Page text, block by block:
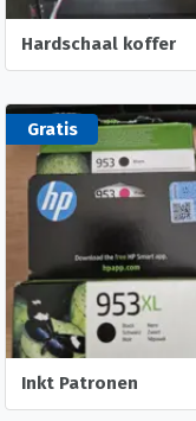
Hardschaal koffer
Gratis
Inkt Patronen